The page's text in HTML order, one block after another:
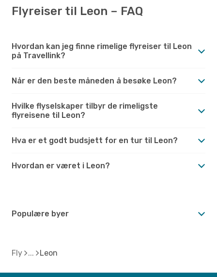
Flyreiser til Leon – FAQ
Hvordan kan jeg finne rimelige flyreiser til Leon
på Travellink?
Når er den beste måneden å besøke Leon?
Hvilke flyselskaper tilbyr de rimeligste
flyreisene til Leon?
Hva er et godt budsjett for en tur til Leon?
Hvordan er været i Leon?
Populære byer
Fly Leon